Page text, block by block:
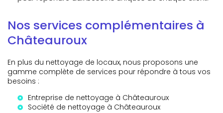
Nos services complémentaires à
Châteauroux
En plus du nettoyage de locaux, nous proposons une
gamme complète de services pour répondre à tous vos
besoins :
Entreprise de nettoyage à Châteauroux
Société de nettoyage à Châteauroux